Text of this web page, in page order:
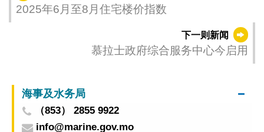
2025年6月至8月住宅楼价指数
下一则新闻
慕拉士政府综合服务中心今启用
海事及水务局
（853） 2855 9922
info@marine.gov.mo